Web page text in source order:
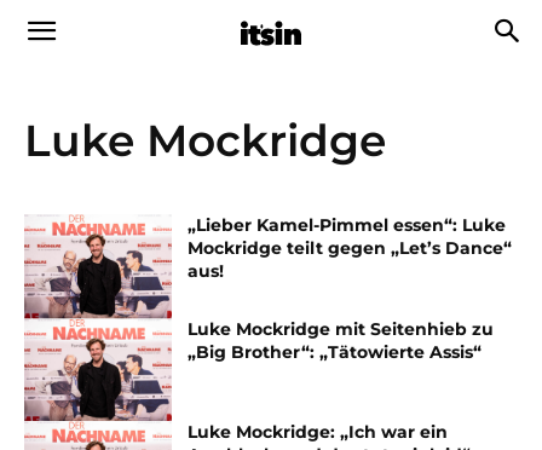
Luke Mockridge
„Lieber Kamel-Pimmel essen“: Luke
Mockridge teilt gegen „Let’s Dance“
aus!
Luke Mockridge mit Seitenhieb zu
„Big Brother“: „Tätowierte Assis“
Luke Mockridge: „Ich war ein